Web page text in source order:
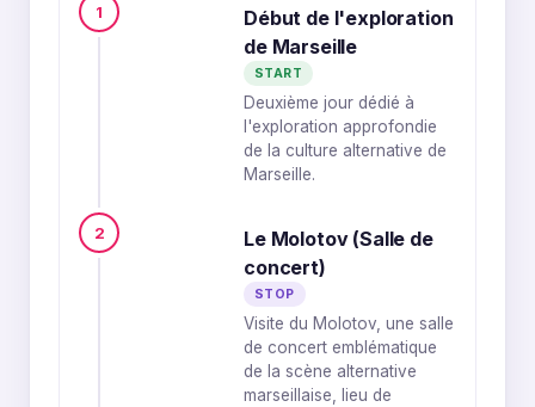
1
Début de l'exploration
de Marseille
START
Deuxième jour dédié à
l'exploration approfondie
de la culture alternative de
Marseille.
2
Le Molotov (Salle de
concert)
STOP
Visite du Molotov, une salle
de concert emblématique
de la scène alternative
marseillaise, lieu de